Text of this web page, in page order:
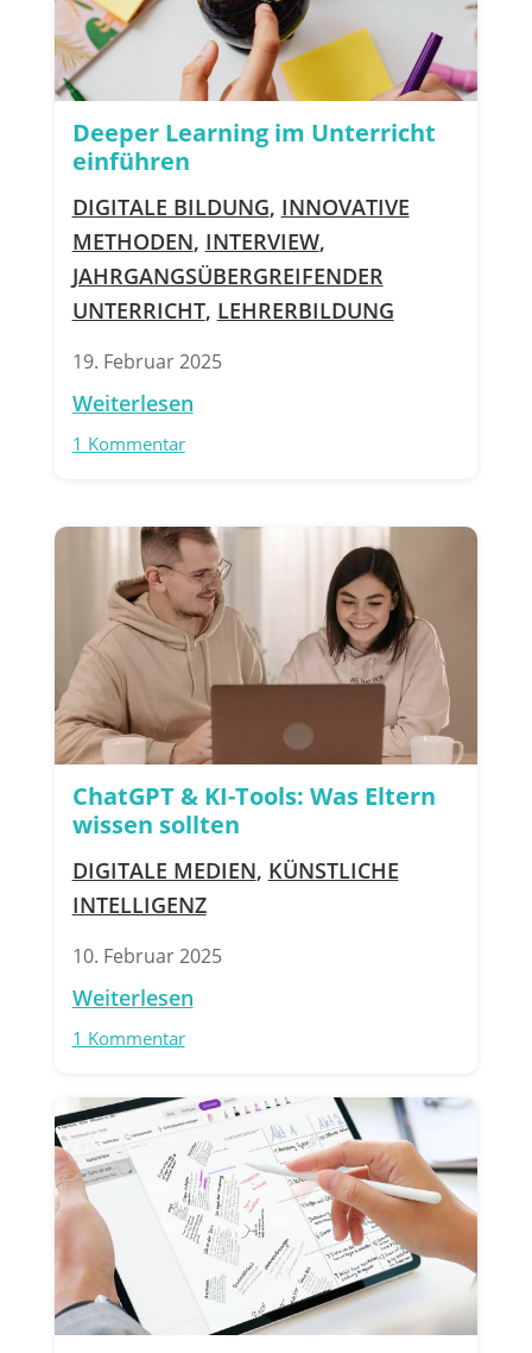
Deeper Learning im Unterricht
einführen
DIGITALE BILDUNG, INNOVATIVE
METHODEN, INTERVIEW,
JAHRGANGSÜBERGREIFENDER
UNTERRICHT, LEHRERBILDUNG
19. Februar 2025
Weiterlesen
1 Kommentar
ChatGPT & KI-Tools: Was Eltern
wissen sollten
DIGITALE MEDIEN, KÜNSTLICHE
INTELLIGENZ
10. Februar 2025
Weiterlesen
1 Kommentar